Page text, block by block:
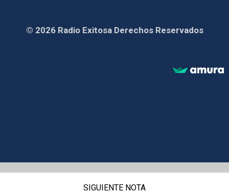
© 2026 Radio Exitosa Derechos Reservados
SIGUIENTE NOTA